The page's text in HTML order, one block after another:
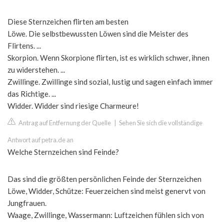
Diese Sternzeichen flirten am besten
Löwe. Die selbstbewussten Löwen sind die Meister des
Flirtens. ...
Skorpion. Wenn Skorpione flirten, ist es wirklich schwer, ihnen
zu widerstehen. ...
Zwillinge. Zwillinge sind sozial, lustig und sagen einfach immer
das Richtige. ...
Widder. Widder sind riesige Charmeure!
Antrag auf Entfernung der Quelle Sehen Sie sich die vollständige
Antwort auf petra.de an
Welche Sternzeichen sind Feinde?
Das sind die größten persönlichen Feinde der Sternzeichen
Löwe, Widder, Schütze: Feuerzeichen sind meist genervt von
Jungfrauen.
Waage, Zwillinge, Wassermann: Luftzeichen fühlen sich von